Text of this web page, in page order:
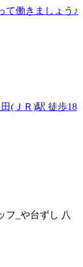
て働きましょう♪
(ＪＲ)駅 徒歩18
フ_や台ずし 八